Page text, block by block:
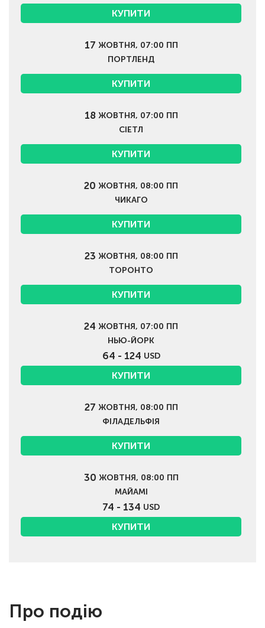
КУПИТИ
17 ЖОВТНЯ, 07:00 ПП
ПОРТЛЕНД
КУПИТИ
18ЖОВТНЯ, 07:00 ПП
СІЕТЛ
КУПИТИ
20 ЖОВТНЯ, 08:00 ПП
ЧИКАГО
КУПИТИ
23 ЖОВТНЯ, 08:00 ПП
ТОРОНТО
КУПИТИ
24 ЖОВТНЯ, 07:00 ПП
НЬЮ-ЙОРК
64 - 124 USD
КУПИТИ
27 ЖОВТНЯ, 08:00 ПП
ФІЛАДЕЛЬФІЯ
КУПИТИ
30 ЖОВТНЯ, 08:00 ПП
МАЙАМІ
74 - 134 USD
КУПИТИ
Про подію